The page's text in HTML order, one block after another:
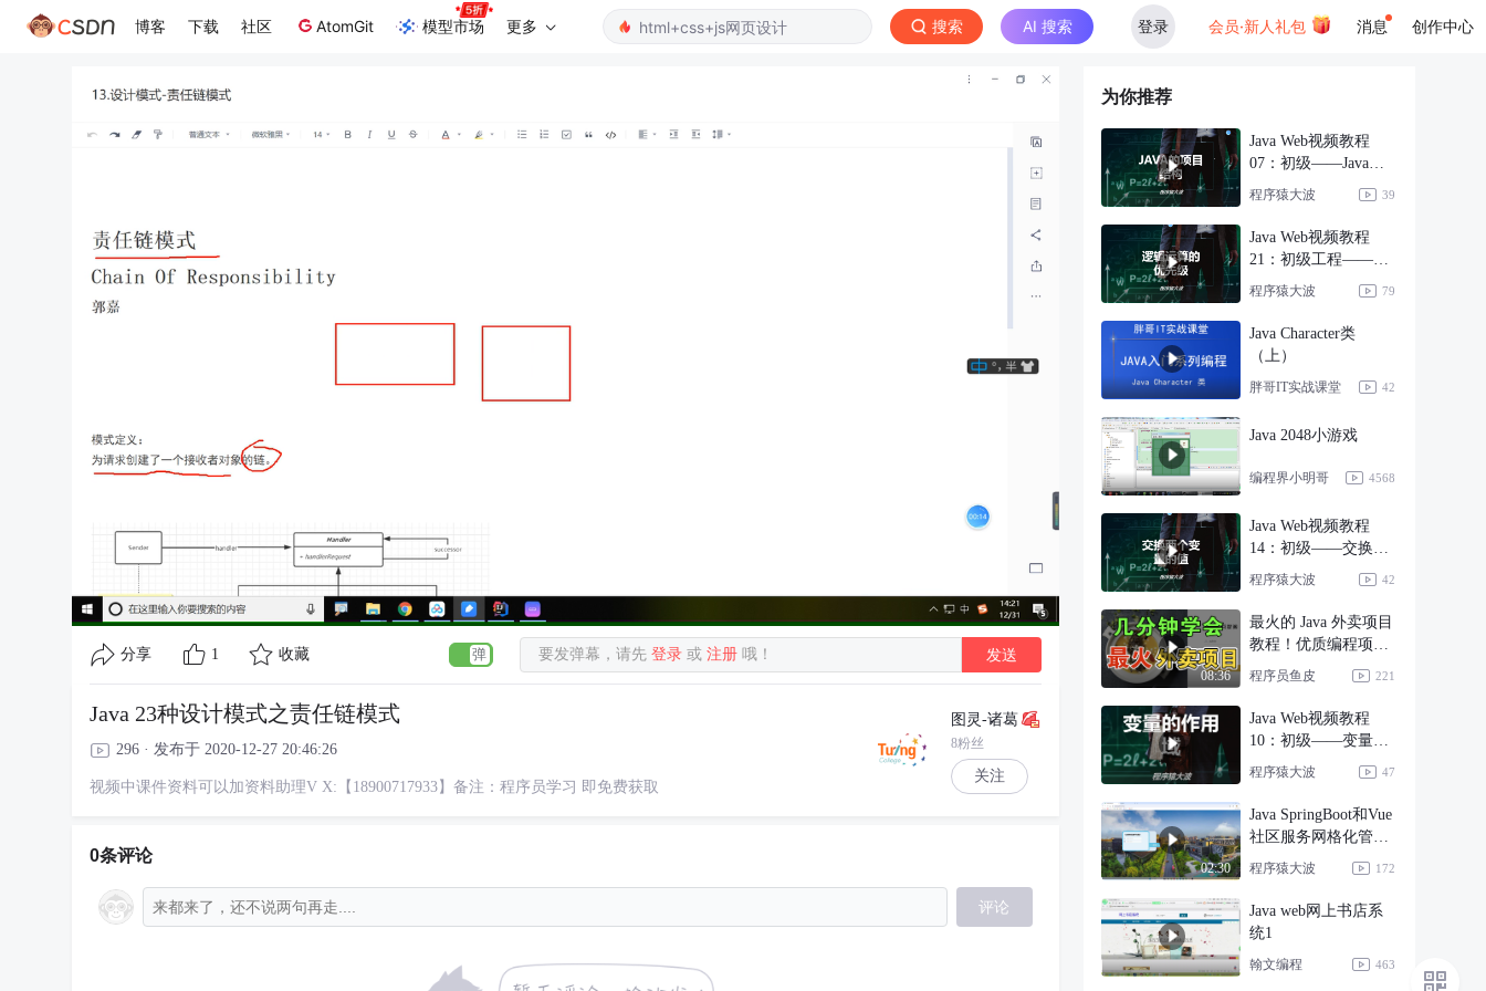
博客 下载 社区 AtomGit 模型市场 更多 搜索 AI 搜索 登录 会员·新人礼包 消息 创作中心
分享 1 收藏 要发弹幕，请先登录 或注册 哦！ 发送
Java 23种设计模式之责任链模式
296 · 发布于 2020-12-27 20:46:26
视频中课件资料可以加资料助理V X:【18900717933】备注：程序员学习 即免费获取
图灵-诸葛
8粉丝
关注
0条评论
评论
为你推荐
Java Web视频教程
07：初级——Java项
目的结构
程序猿大波 39
Java Web视频教程
21：初级工程——逻
辑的优先级
程序猿大波 79
Java Character类
（上）
胖哥IT实战课堂 42
Java 2048小游戏
编程界小明哥 4568
Java Web视频教程
14：初级——交换两
个变量的值
程序猿大波 42
08:36
最火的 Java 外卖项目
教程！优质编程项目
导学【1】
程序员鱼皮 221
Java Web视频教程
10：初级——变量的
作用域
程序猿大波 47
02:30
Java SpringBoot和Vue
社区服务网格化管理
系统
程序猿大波 172
Java web网上书店系
统1
翰文编程 463